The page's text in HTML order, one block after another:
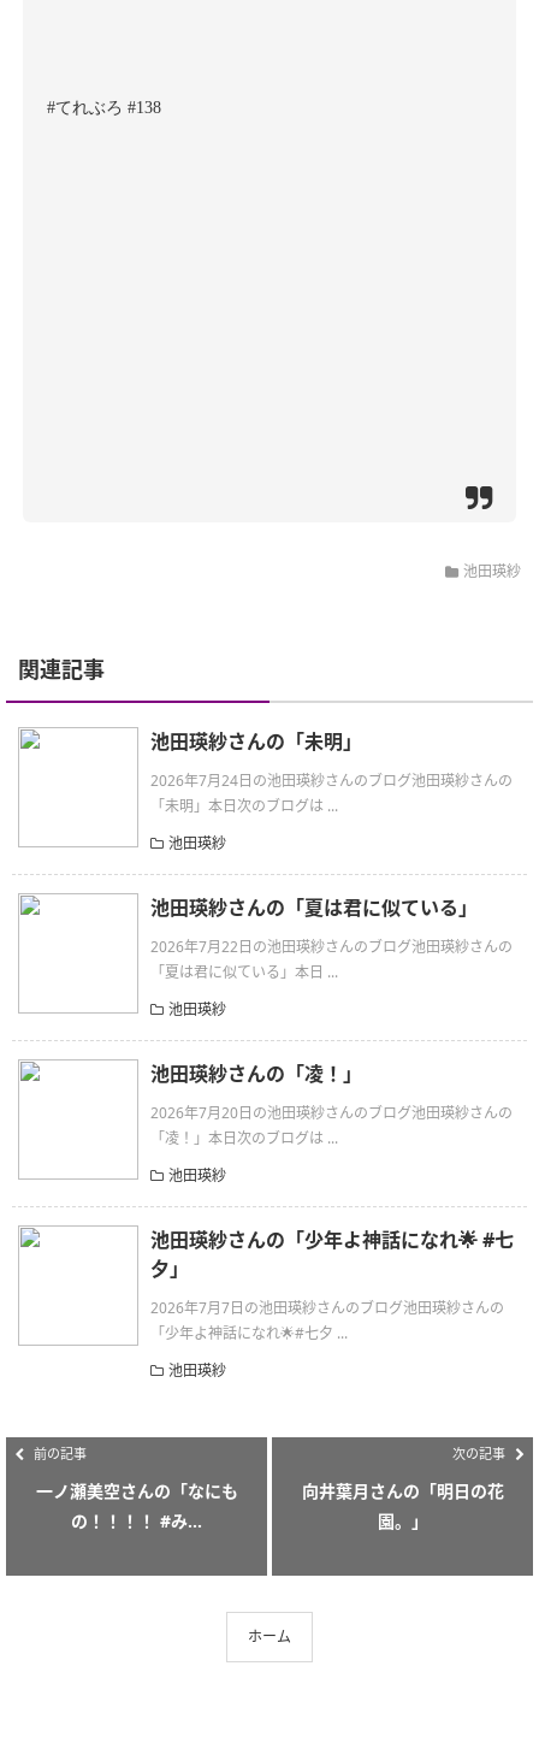
#てれぶろ #138
池田瑛紗
関連記事
池田瑛紗さんの「未明」
2026年7月24日の池田瑛紗さんのブログ池田瑛紗さんの
「未明」本日次のブログは ...
池田瑛紗
池田瑛紗さんの「夏は君に似ている」
2026年7月22日の池田瑛紗さんのブログ池田瑛紗さんの
「夏は君に似ている」本日 ...
池田瑛紗
池田瑛紗さんの「凌！」
2026年7月20日の池田瑛紗さんのブログ池田瑛紗さんの
「凌！」本日次のブログは ...
池田瑛紗
池田瑛紗さんの「少年よ神話になれ🌟 #七
夕」
2026年7月7日の池田瑛紗さんのブログ池田瑛紗さんの
「少年よ神話になれ🌟#七夕 ...
池田瑛紗
前の記事
一ノ瀬美空さんの「なにも
の！！！！ #み...
次の記事
向井葉月さんの「明日の花
園。」
ホーム